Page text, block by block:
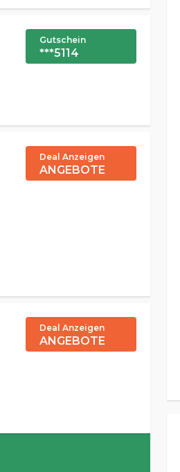
Gutschein
***5114
Deal Anzeigen
ANGEBOTE
Deal Anzeigen
ANGEBOTE